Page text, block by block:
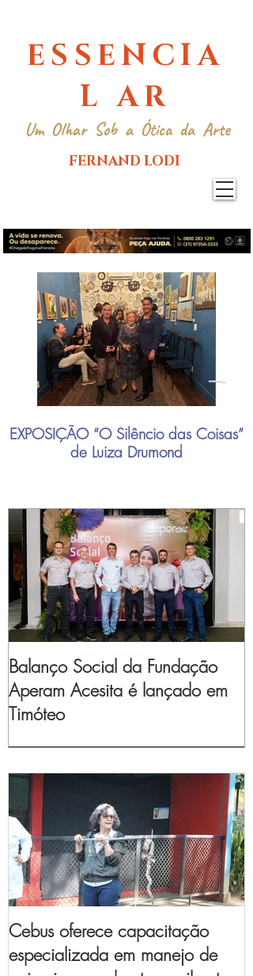
ESSENCIA
L AR
Um Olhar Sob a Ótica da Arte
FERNAND LODI
EXPOSIÇÃO “O Silêncio das Coisas”
de Luiza Drumond
Balanço Social da Fundação
Aperam Acesita é lançado em
Timóteo
Cebus oferece capacitação
especializada em manejo de